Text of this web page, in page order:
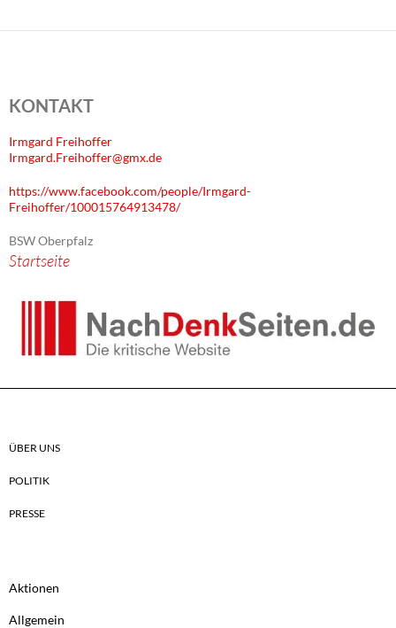
KONTAKT
Irmgard Freihoffer
Irmgard.Freihoffer@gmx.de
https://www.facebook.com/people/Irmgard-
Freihoffer/100015764913478/
BSW Oberpfalz
Startseite
ÜBER UNS
POLITIK
PRESSE
Aktionen
Allgemein